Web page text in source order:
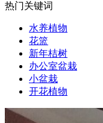
热门关键词
水养植物
花篮
新年桔树
办公室盆栽
小盆栽
开花植物